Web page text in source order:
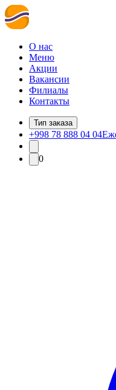
О нас
Меню
Акции
Вакансии
Филиалы
Контакты
Тип заказа
+998 78 888 04 04
0